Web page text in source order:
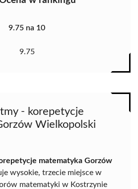
9.75 na 10
9.75
- korepetycje
Wielkopolski
matematyka Gorzów
wysokie, trzecie miejsce w
matematyki w Kostrzynie